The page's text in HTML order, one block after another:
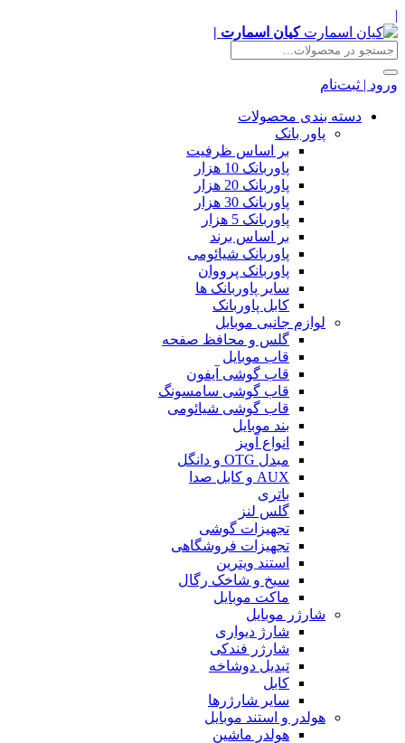
|
کیان اسمارت |
ورود | ثبت‌نام
دسته بندی محصولات
پاور بانک
بر اساس ظرفیت
پاوربانک 10 هزار
پاوربانک 20 هزار
پاوربانک 30 هزار
پاوربانک 5 هزار
بر اساس برند
پاوربانک شیائومی
پاوربانک پرووان
سایر پاوربانک ها
کابل پاوربانک
لوازم جانبی موبایل
گلس و محافظ صفحه
قاب موبایل
قاب گوشی آیفون
قاب گوشی سامسونگ
قاب گوشی شیائومی
بند موبایل
انواع آویز
مبدل OTG و دانگل
AUX و کابل صدا
باتری
گلس لنز
تجهیزات گوشی
تجهیزات فروشگاهی
استند ویترین
سیخ و شاخک رگال
ماکت موبایل
شارژر موبایل
شارژ دیواری
شارژر فندکی
تبدیل دوشاخه
کابل
سایر شارژرها
هولدر و استند موبایل
هولدر ماشین